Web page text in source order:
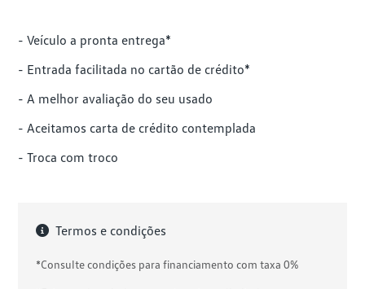
- Veículo a pronta entrega*
- Entrada facilitada no cartão de crédito*
- A melhor avaliação do seu usado
- Aceitamos carta de crédito contemplada
- Troca com troco
Termos e condições
*Consulte condições para financiamento com taxa 0%